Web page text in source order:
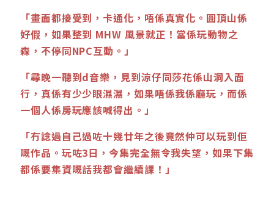
「畫面都接受到，卡通化，唔係真實化。圓頂山係
好假，如果整到 MHW 風景就正！當係玩動物之
森，不停同NPC互動。」
「尋晚一聽到d音樂，見到涼仔同莎花係山洞入面
行，真係有少少眼濕濕，如果唔係我係廳玩，而係
一個人係房玩應該喊得出。」
「冇諗過自己過咗十幾廿年之後竟然仲可以玩到佢
嘅作品。玩咗3日，今集完全無令我失望，如果下集
都係要集資嘅話我都會繼續課！」